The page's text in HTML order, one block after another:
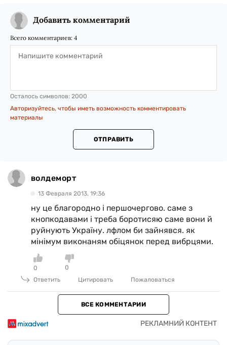
Добавить комментарий
Всего комментариев: 4
Осталось символов: 2000
Авторизуйтесь, чтобы иметь возможность комментировать
материалы
ОТПРАВИТЬ
волдеморт
13 Февраля 2013, 19:36
ну це благородно і першочергово. саме з
кнопкодавами і треба боротисяю саме вони й
руйнують Україну. лфлом би зайнявся. як
мінімум виконаням обіцянок перед вибрцями.
0
0
Ответить
Цитировать Пожаловаться
ВСЕ КОММЕНТАРИИ